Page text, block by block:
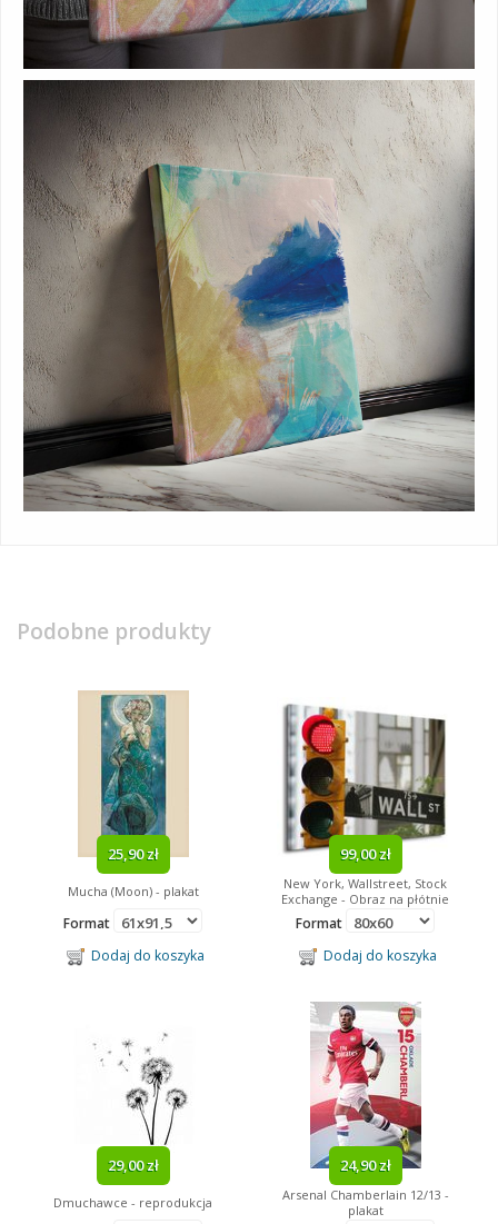
Podobne produkty
25,90 zł
Mucha (Moon) - plakat
Format
Dodaj do koszyka
99,00 zł
New York, Wallstreet, Stock
Exchange - Obraz na płótnie
Format
Dodaj do koszyka
29,00 zł
Dmuchawce - reprodukcja
24,90 zł
Arsenal Chamberlain 12/13 -
plakat